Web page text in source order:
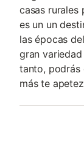
casas rurales
es un un
las épocas
gran
tanto, podrás
más te